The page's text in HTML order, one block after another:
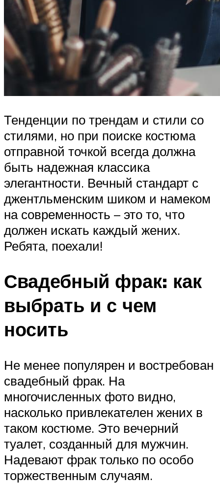
Тенденции по трендам и стили со
стилями, но при поиске костюма
отправной точкой всегда должна
быть надежная классика
элегантности. Вечный стандарт с
джентльменским шиком и намеком
на современность – это то, что
должен искать каждый жених.
Ребята, поехали!
Свадебный фрак: как
выбрать и с чем
носить
Не менее популярен и востребован
свадебный фрак. На
многочисленных фото видно,
насколько привлекателен жених в
таком костюме. Это вечерний
туалет, созданный для мужчин.
Надевают фрак только по особо
торжественным случаям.